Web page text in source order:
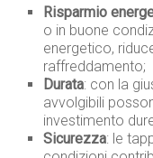
Risparmio
o in buone
energetico,
raffreddamento;
Durata: con la
avvolgibili
investimento
Sicurezza: le